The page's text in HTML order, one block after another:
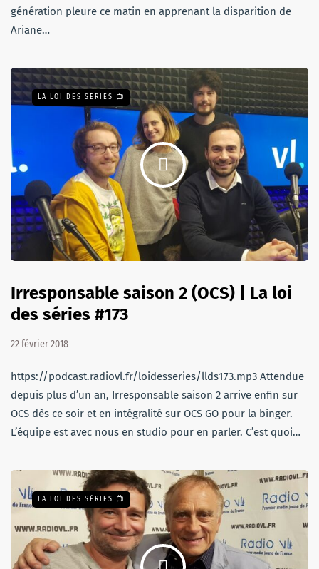
génération pleure ce matin en apprenant la disparition de
Ariane…
LA LOI DES SÉRIES 📺
Irresponsable saison 2 (OCS) | La loi
des séries #173
22 février 2018
https://podcast.radiovl.fr/loidesseries/llds173.mp3 Attendue
depuis plus d’un an, Irresponsable saison 2 arrive enfin sur
OCS dès ce soir et en intégralité sur OCS GO pour la binger.
L’équipe est avec nous en studio pour en parler. C’est quoi…
LA LOI DES SÉRIES 📺